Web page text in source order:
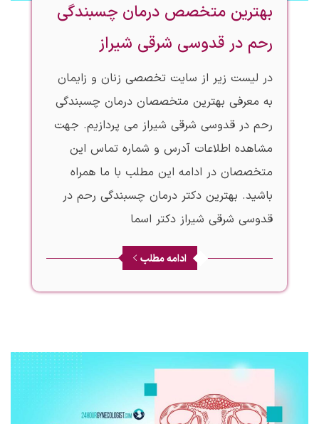
بهترین متخصص درمان چسبندگی
رحم در قدوسی شرقی شیراز
در لیست زیر از سایت تخصصی زنان و زایمان
به معرفی بهترین متخصصان درمان چسبندگی
رحم در قدوسی شرقی شیراز می پردازیم. جهت
مشاهده اطلاعات آدرس و شماره تماس این
متخصصان در ادامه این مطلب با ما همراه
باشید. بهترین دکتر درمان چسبندگی رحم در
قدوسی شرقی شیراز دکتر اسما
ادامه مطلب